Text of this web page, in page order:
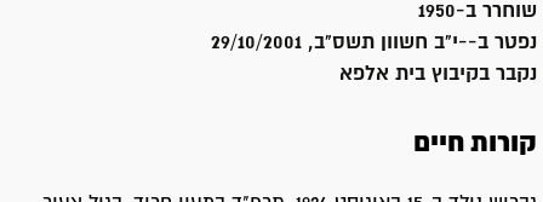
שוחרר ב-1950
נפטר ב--י"ב חשוון תשס"ב, 29/10/2001
נקבר בקיבוץ בית אלפא
קורות חיים